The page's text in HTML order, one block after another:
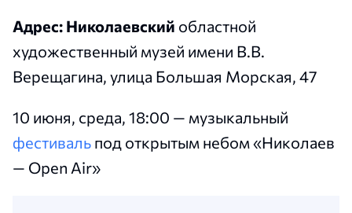
Адрес: Николаевский областной
художественный музей имени В.В.
Верещагина, улица Большая Морская, 47
10 июня, среда, 18:00 — музыкальный
фестиваль под открытым небом «Николаев
— Open Air»